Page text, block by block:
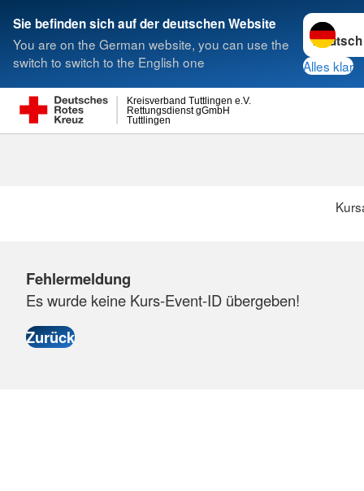
Sie befinden sich auf der deutschen Website
You are on the German website, you can use the
switch to switch to the English one
Sprache
Alles klar
Tuttlingen
Rettungsdienst gGmbH
Kreisverband Tuttlingen e.V.
Suche
Fehlermeldung
Es wurde keine Kurs-Event-ID übergeben!